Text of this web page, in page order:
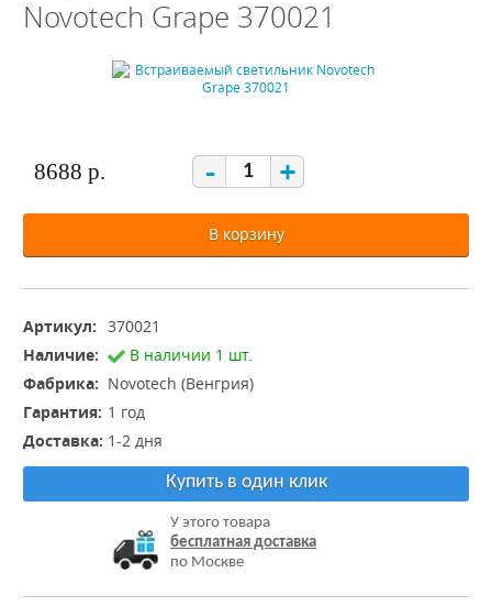
Novotech Grape 370021
8688 р. - +
В корзину
Артикул: 370021
Наличие:
В наличии 1 шт.
Фабрика: Novotech (Венгрия)
Гарантия: 1 год
Доставка: 1-2 дня
Купить в один клик
У этого товара
бесплатная доставка
по Москве